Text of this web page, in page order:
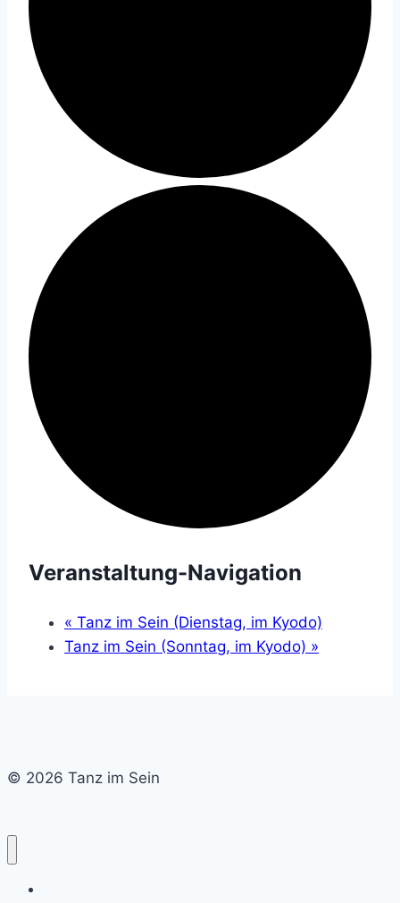
Veranstaltung-Navigation
« Tanz im Sein (Dienstag, im Kyodo)
Tanz im Sein (Sonntag, im Kyodo) »
© 2026 Tanz im Sein